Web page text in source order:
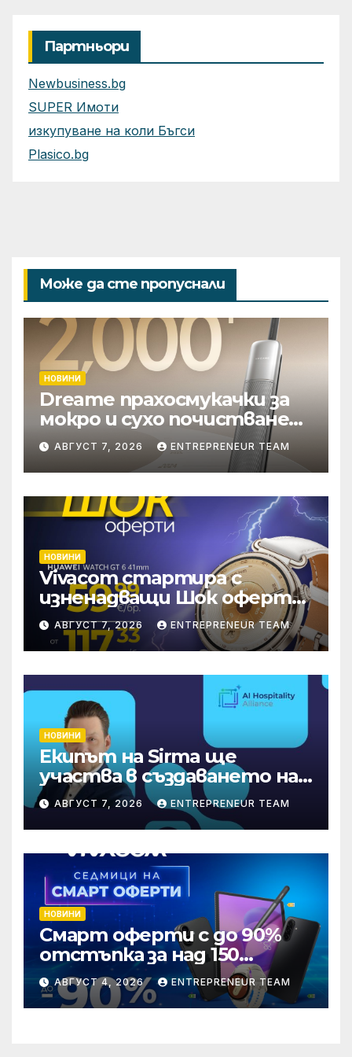
Партньори
Newbusiness.bg
SUPER Имоти
изкупуване на коли Бъгси
Plasico.bg
Може да сте пропуснали
НОВИНИ
Dreame прахосмукачки за
мокро и сухо почистване
надхвърлиха 2 000
патентни заявки в
световен мащаб
АВГУСТ 7, 2026 ENTREPRENEUR TEAM
НОВИНИ
Vivacom стартира с
изненадващи Шок оферти
през август онлайн
АВГУСТ 7, 2026 ENTREPRENEUR TEAM
НОВИНИ
Екипът на Sirma ще
участва в създаването на
международните
стандарти за навлизане на
изкуствен интелект в
хотелиерството
АВГУСТ 7, 2026 ENTREPRENEUR TEAM
НОВИНИ
Смарт оферти с до 90%
отстъпка за над 150
устройства от Vivacom
през август
АВГУСТ 4, 2026 ENTREPRENEUR TEAM